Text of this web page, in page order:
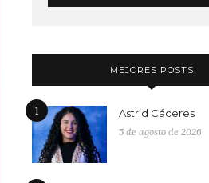
MEJORES POSTS
1 Astrid Cáceres
5 de agosto de 2026